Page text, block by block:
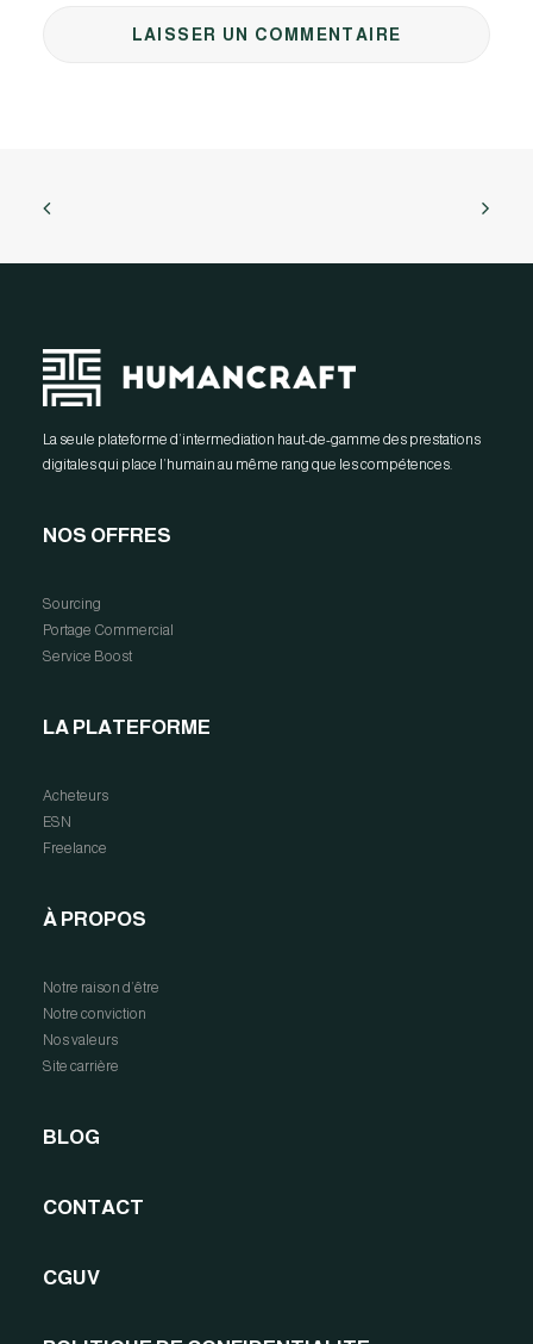
La seule plateforme d’intermediation haut-de-gamme des prestations
digitales qui place l’humain au même rang que les compétences.
NOS OFFRES
Sourcing
Portage Commercial
Service Boost
LA PLATEFORME
Acheteurs
ESN
Freelance
À PROPOS
Notre raison d’être
Notre conviction
Nos valeurs
Site carrière
BLOG
CONTACT
CGUV